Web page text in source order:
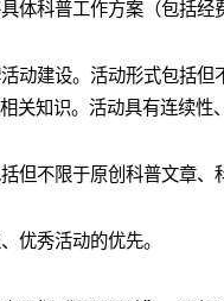
体科普工作方案（包括
动建设。活动形式包括
关知识。活动具有连续性
但不限于原创科普文章
优秀活动的优先。